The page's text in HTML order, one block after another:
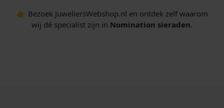
👉 Bezoek JuweliersWebshop.nl en ontdek zelf waarom
wij dé specialist zijn in Nomination sieraden.